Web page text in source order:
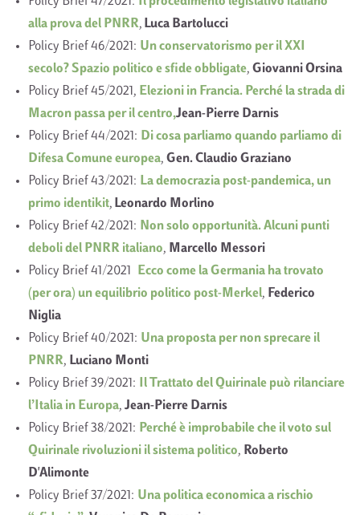
alla prova del PNRR,Luca Bartolucci
Policy Brief 46/2021: Un conservatorismo per il XXI
secolo? Spazio politico e sfide obbligate, Giovanni Orsina
Policy Brief 45/2021, Elezioni in Francia. Perché la strada di
Macron passa per il centro,Jean-Pierre Darnis
Policy Brief 44/2021: Di cosa parliamo quando parliamo di
Difesa Comune europea, Gen. Claudio Graziano
Policy Brief 43/2021: La democrazia post-pandemica, un
primo identikit,Leonardo Morlino
Policy Brief 42/2021: Non solo opportunità. Alcuni punti
deboli del PNRR italiano, Marcello Messori
Policy Brief 41/2021
Ecco come la Germania ha trovato
(per ora) un equilibrio politico post-Merkel, Federico
Niglia
Policy Brief 40/2021: Una proposta per non sprecare il
PNRR, Luciano Monti
Policy Brief 39/2021:
Il Trattato del Quirinale può rilanciare
l’Italia in Europa, Jean-Pierre Darnis
Policy Brief 38/2021: Perché è improbabile che il voto sul
Quirinale rivoluzioni il sistema politico, Roberto
D'Alimonte
Policy Brief 37/2021: Una politica economica a rischio